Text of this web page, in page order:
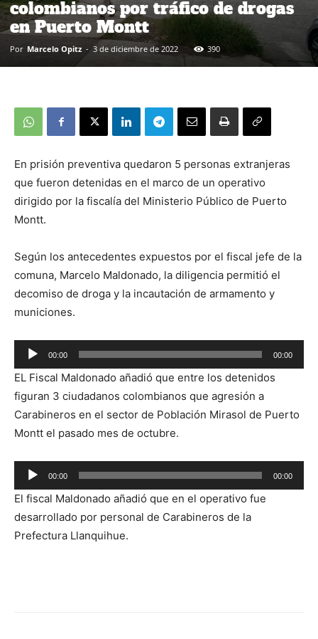
colombianos por tráfico de drogas
en Puerto Montt
Por Marcelo Opitz - 3 de diciembre de 2022 390
En prisión preventiva quedaron 5 personas extranjeras
que fueron detenidas en el marco de un operativo
dirigido por la fiscalía del Ministerio Público de Puerto
Montt.
Según los antecedentes expuestos por el fiscal jefe de la
comuna, Marcelo Maldonado, la diligencia permitió el
decomiso de droga y la incautación de armamento y
municiones.
Reproductor
de
audio
00:00 00:00
EL Fiscal Maldonado añadió que entre los detenidos
figuran 3 ciudadanos colombianos que agresión a
Carabineros en el sector de Población Mirasol de Puerto
Montt el pasado mes de octubre.
Reproductor
de
audio
00:00 00:00
El fiscal Maldonado añadió que en el operativo fue
desarrollado por personal de Carabineros de la
Prefectura Llanquihue.